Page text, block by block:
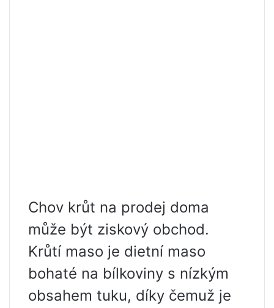
Chov krůt na prodej doma
může být ziskový obchod.
Krůtí maso je dietní maso
bohaté na bílkoviny s nízkým
obsahem tuku, díky čemuž je